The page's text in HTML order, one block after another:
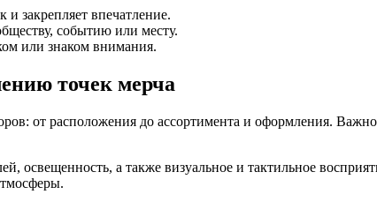
закрепляет впечатление.
событию или месту.
или знаком внимания.
точек мерча
от расположения до ассортимента и оформления.
освещенность, а также визуальное и тактильное